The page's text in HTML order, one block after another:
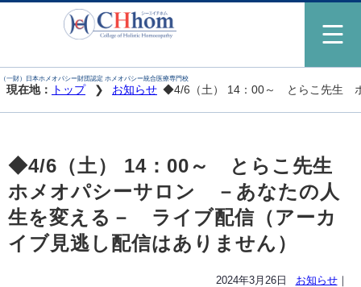
（一財）日本ホメオパシー財団認定 ホメオパシー統合医療専門校
現在地： トップ お知らせ ◆4/6（土） 14：00～ とらこ先生 ホ
◆4/6（土） 14：00～ とらこ先生
ホメオパシーサロン －あなたの人
生を変える－ ライブ配信（アーカ
イブ見逃し配信はありません）
2024年3月26日 お知らせ｜